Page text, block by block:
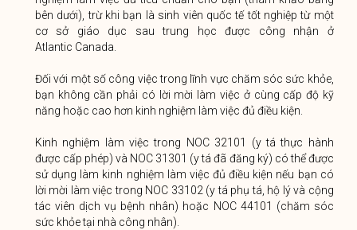
bên dưới), trừ khi bạn là sinh viên quốc tế tốt nghiệp từ một
cơ sở giáo dục sau trung học được công nhận ở
Atlantic Canada.
Đối với một số công việc trong lĩnh vực chăm sóc sức khỏe,
bạn không cần phải có lời mời làm việc ở cùng cấp độ kỹ
năng hoặc cao hơn kinh nghiệm làm việc đủ điều kiện.
Kinh nghiệm làm việc trong NOC 32101 (y tá thực hành
được cấp phép) và NOC 31301 (y tá đã đăng ký) có thể được
sử dụng làm kinh nghiệm làm việc đủ điều kiện nếu bạn có
lời mời làm việc trong NOC 33102 (y tá phụ tá, hộ lý và cộng
tác viên dịch vụ bệnh nhân) hoặc NOC 44101 (chăm sóc
sức khỏe tại nhà công nhân).